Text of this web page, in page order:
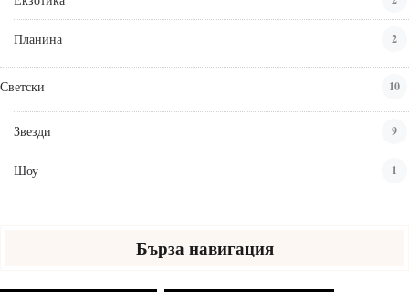
Планина 2
Светски 10
Звезди 9
Шоу 1
Бърза навигация